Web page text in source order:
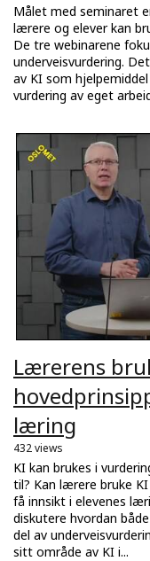
Målet med seminaret
lærere og elever kan
De tre webinarene
underveisvurdering.
av KI som
vurdering av eget
Lærerens
læring
432 views
KI kan brukes i
til? Kan lærere bruke
få innsikt i elevenes
diskutere hvordan
del av
sitt område av KI i...